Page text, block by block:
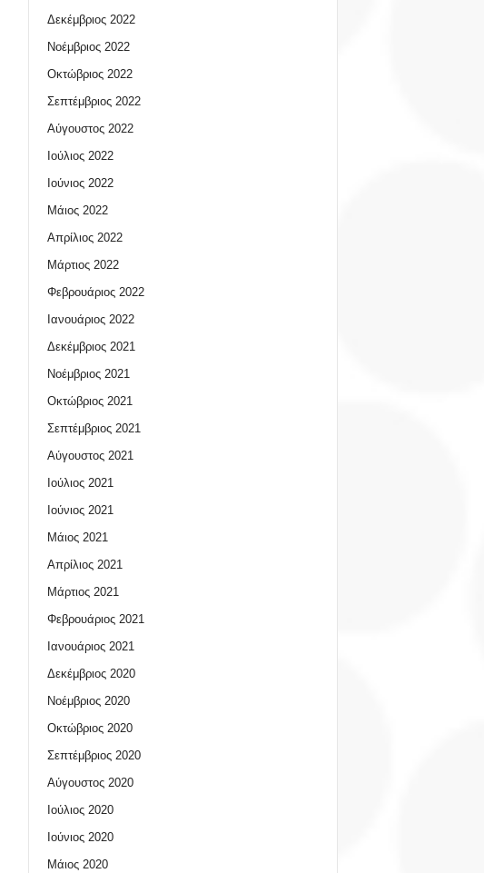
Δεκέμβριος 2022
Νοέμβριος 2022
Οκτώβριος 2022
Σεπτέμβριος 2022
Αύγουστος 2022
Ιούλιος 2022
Ιούνιος 2022
Μάιος 2022
Απρίλιος 2022
Μάρτιος 2022
Φεβρουάριος 2022
Ιανουάριος 2022
Δεκέμβριος 2021
Νοέμβριος 2021
Οκτώβριος 2021
Σεπτέμβριος 2021
Αύγουστος 2021
Ιούλιος 2021
Ιούνιος 2021
Μάιος 2021
Απρίλιος 2021
Μάρτιος 2021
Φεβρουάριος 2021
Ιανουάριος 2021
Δεκέμβριος 2020
Νοέμβριος 2020
Οκτώβριος 2020
Σεπτέμβριος 2020
Αύγουστος 2020
Ιούλιος 2020
Ιούνιος 2020
Μάιος 2020